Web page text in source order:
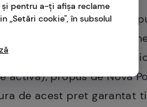
vor avea pe pret si a
aproape 3 luni de la
conform ANRE, cel mai
propus de Nova
de acest pret garantat
pentru a-ți afișa reclame
„Setări cookie", în subsolul